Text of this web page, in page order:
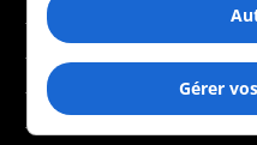
- Éducation
- Environnement
- Faits divers
- Santé et bien-être
Gérer